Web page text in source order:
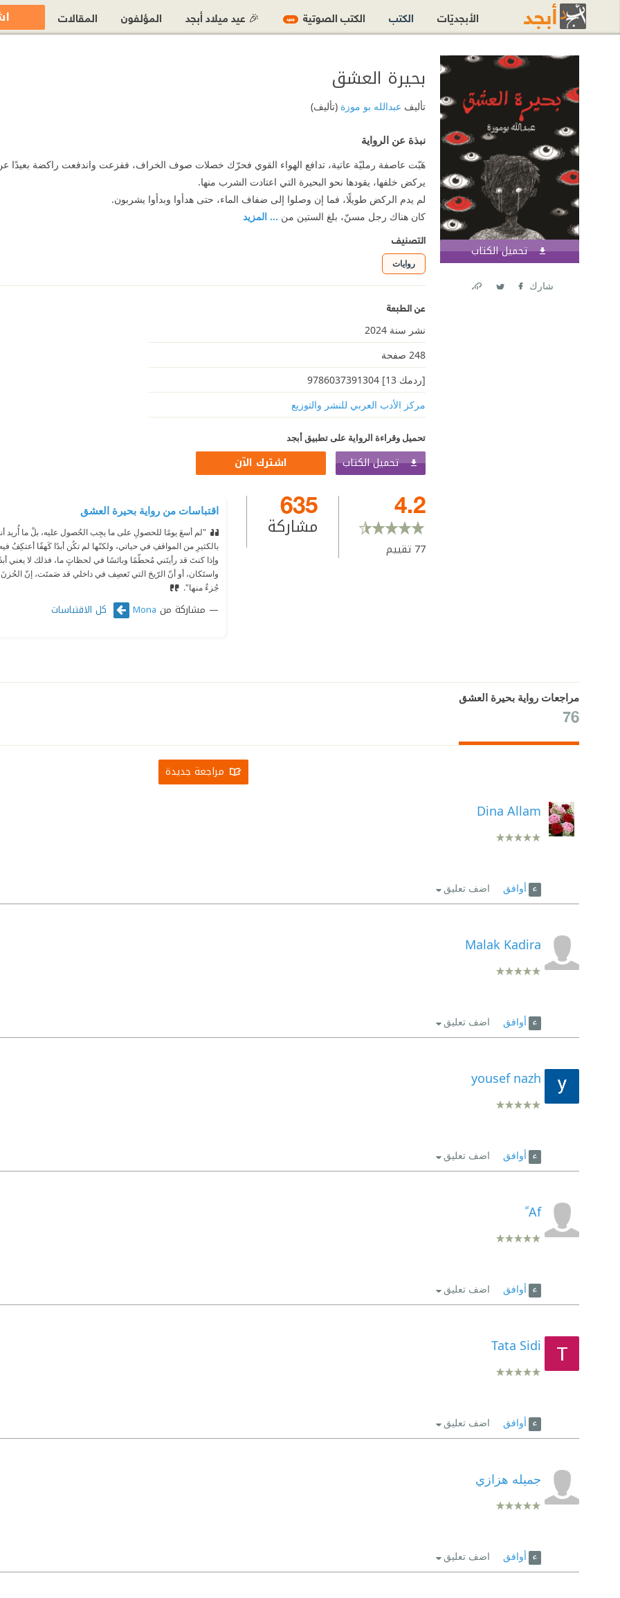
تحميل الكتاب اشترك الآن
شارك
بحيرة العشق
تأليف عبدالله بو موزة(تأليف)
نبذة عن الرواية
هَبّت عاصفة رمليّة عاتية، تدافع الهواء القوي فحرّك خصلات صوف الخراف، ففزعت واندفعت راكضة بعيدًا
يركض خلفها، يقودها نحو البحيرة التي اعتادت الشرب منها.
لم يدم الركض طويلًا، فما إن وصلوا إلى ضفاف الماء، حتى هدأوا وبدأوا يشربون.
كان هناك رجل مسنّ، بلغ الستين من ... المزيد
التصنيف
روايات
عن الطبعة
نشر سنة 2024
248 صفحة
[ردمك 13] 9786037391304
مركز الأدب العربي للنشر والتوزيع
تحميل وقراءة الرواية على تطبيق أبجد
تحميل الكتاب اشترك الآن
4.2
77 تقييم
635
مشاركة
اقتباسات من رواية بحيرة العشق
"لم أسعَ يومًا للحصولِ على ما يجِب الحُصول عليه، بلْ ما أُريد
بالكثيرِ من المواقفِ في حياتي، ولكنّها لم تكُن أبدًا كَهفًا أعتكِفُ
وإذا كنتَ قد رأيتَني مُحطّمًا وبائسًا في لحظاتٍ ما، فذلك لا يعني
واستَكان، أو أنّ الرّيحَ التي تَعصِف في داخلي قد صَمتَت، إنّ
جُزءٌ منها".‏
مشاركة من Mona كل الاقتباسات
مراجعات رواية بحيرة العشق
76
مراجعة جديدة
Dina Allam
أوافق اضف تعليق
Malak Kadira
أوافق اضف تعليق
yousef nazh
أوافق اضف تعليق
Af ً
أوافق اضف تعليق
Tata Sidi
أوافق اضف تعليق
جميله هزازي
أوافق اضف تعليق
الأبجديّات الكتب الكتب الصوتية جديد 🎉 عيد ميلاد أبجد المؤلفون المقالات